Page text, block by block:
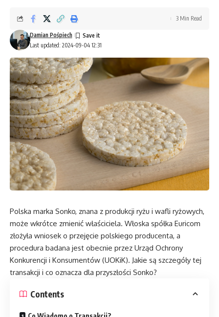
Last updated: 2024-09-04 12:31
Damian Pośpiech
3 Min Read
Polska marka Sonko, znana z produkcji ryżu i wafli ryżowych,
może wkrótce zmienić właściciela. Włoska spółka Euricom
złożyła wniosek o przejęcie polskiego producenta, a
procedura badana jest obecnie przez Urząd Ochrony
Konkurencji i Konsumentów (UOKiK). Jakie są szczegóły tej
transakcji i co oznacza dla przyszłości Sonko?
Contents